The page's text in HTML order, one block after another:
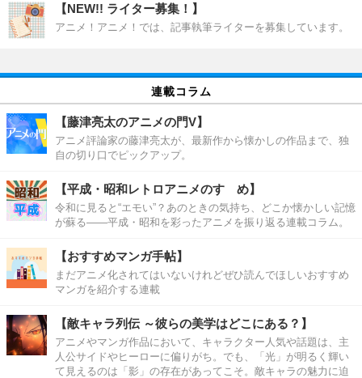
【NEW!! ライター募集！】
アニメ！アニメ！では、記事執筆ライターを募集しています。
連載コラム
【藤津亮太のアニメの門V】
アニメ評論家の藤津亮太が、最新作から懐かしの作品まで、独
自の切り口でピックアップ。
【平成・昭和レトロアニメのすゝめ】
令和に見ると“エモい”？あのときの気持ち、どこか懐かしい記憶
が蘇る――平成・昭和を彩ったアニメを振り返る連載コラム。
【おすすめマンガ手帖】
まだアニメ化されてはいないけれどぜひ読んでほしいおすすめ
マンガを紹介する連載
【敵キャラ列伝 ～彼らの美学はどこにある？】
アニメやマンガ作品において、キャラクター人気や話題は、主
人公サイドやヒーローに偏りがち。でも、「光」が明るく輝い
て見えるのは「影」の存在があってこそ。敵キャラの魅力に迫